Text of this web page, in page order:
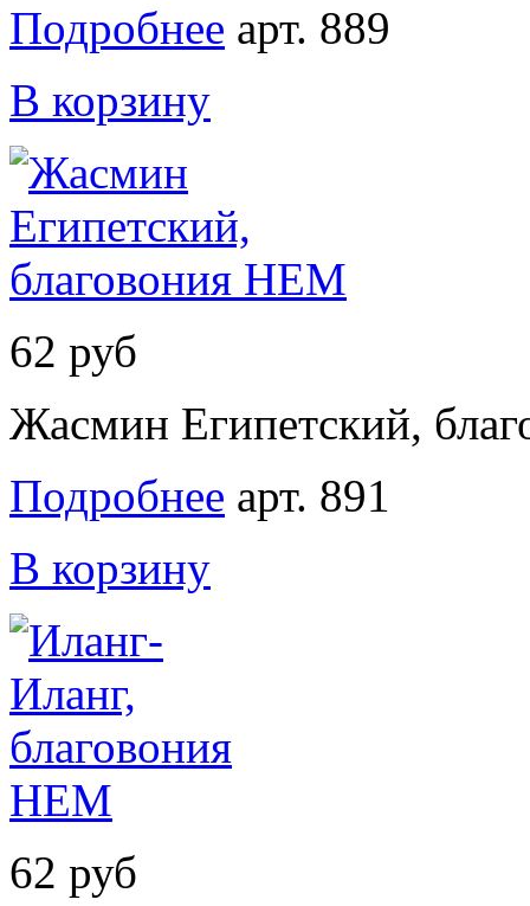
Подробнее арт. 889
В корзину
62 руб
Жасмин Египетский,
Подробнее арт. 891
В корзину
62 руб